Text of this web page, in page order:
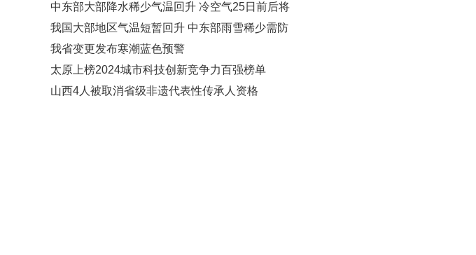
中东部大部降水稀少气温回升 冷空气25日前后将
我国大部地区气温短暂回升 中东部雨雪稀少需防
我省变更发布寒潮蓝色预警
太原上榜2024城市科技创新竞争力百强榜单
山西4人被取消省级非遗代表性传承人资格